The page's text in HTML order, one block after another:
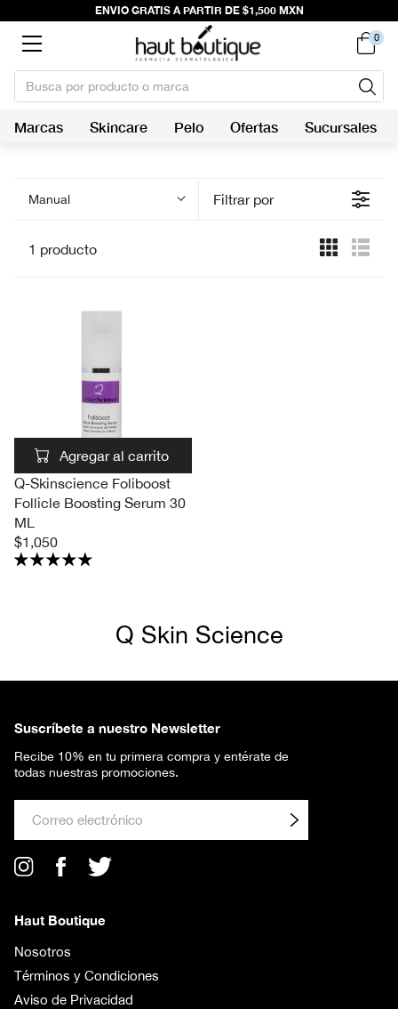
ENVIO GRATIS A PARTIR DE $1,500 MXN
0
Marcas Skincare Pelo Ofertas Sucursales
Manual Filtrar por
1 producto
Agregar al carrito
Q-Skinscience Foliboost
Follicle Boosting Serum 30
ML
$1,050
Q Skin Science
Haut Boutique
Nosotros
Términos y Condiciones
Aviso de Privacidad
Suscríbete a nuestro Newsletter
Recibe 10% en tu primera compra y entérate de
todas nuestras promociones.
Env
iar